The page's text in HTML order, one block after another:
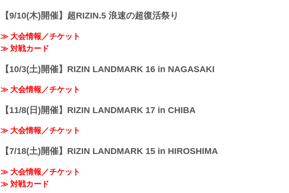
【9/10(木)開催】超RIZIN.5 浪速の超復活祭り
≫ 大会情報／チケット
≫ 対戦カード
【10/3(土)開催】RIZIN LANDMARK 16 in NAGASAKI
≫ 大会情報／チケット
【11/8(日)開催】RIZIN LANDMARK 17 in CHIBA
≫ 大会情報／チケット
【7/18(土)開催】RIZIN LANDMARK 15 in HIROSHIMA
≫ 大会情報／チケット
≫ 対戦カード